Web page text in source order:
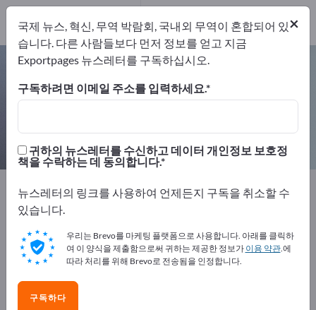
토크 센서 – 제조업체 및 공급업체 찾
기
제조업체3
Exportpages 측정 기술 및 광학
센서 기술
토크 센서
Exportpages에서 무료로 광고하세
요!
수요 – 공급 – 중고품 – 비즈니스 연락처 >> 여기서 시작
하세요
×
국제 뉴스, 혁신, 무역 박람회, 국내외 무역이 혼합되어 있
습니다. 다른 사람들보다 먼저 정보를 얻고 지금
Exportpages 뉴스레터를 구독하십시오.
구독하려면 이메일 주소를 입력하세요.
귀하의 뉴스레터를 수신하고 데이터 개인정보 보호정
책을 수락하는 데 동의합니다.
뉴스레터의 링크를 사용하여 언제든지 구독을 취소할 수
있습니다.
우리는 Brevo를 마케팅 플랫폼으로 사용합니다. 아래를 클릭하
여 이 양식을 제출함으로써 귀하는 제공한 정보가 이용 약관.에
따라 처리를 위해 Brevo로 전송됨을 인정합니다.
구독하다